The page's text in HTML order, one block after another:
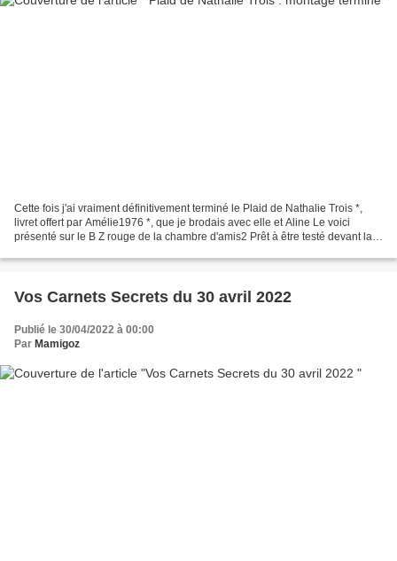
Cette fois j'ai vraiment définitivement terminé le Plaid de Nathalie Trois *,
livret offert par Amélie1976 *, que je brodais avec elle et Aline Le voici
présenté sur le B Z rouge de la chambre d'amis2 Prêt à être testé devant la
Vos Carnets Secrets du 30 avril 2022
Publié le 30/04/2022 à 00:00
Par Mamigoz